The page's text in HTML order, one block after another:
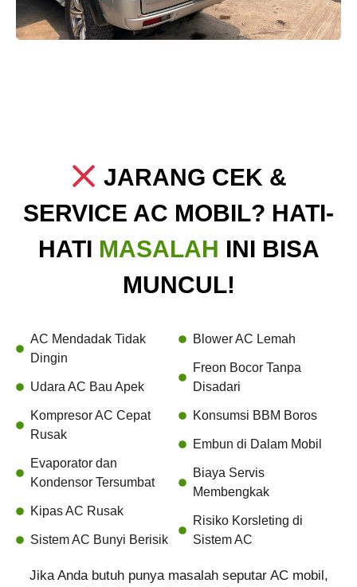
JARANG CEK &
SERVICE AC MOBIL? HATI-
HATI MASALAH INI BISA
MUNCUL!
AC Mendadak Tidak
Dingin
Udara AC Bau Apek
Kompresor AC Cepat
Rusak
Evaporator dan
Kondensor Tersumbat
Kipas AC Rusak
Sistem AC Bunyi Berisik
Blower AC Lemah
Freon Bocor Tanpa
Disadari
Konsumsi BBM Boros
Embun di Dalam Mobil
Biaya Servis
Membengkak
Risiko Korsleting di
Sistem AC
Jika Anda butuh punya masalah seputar AC mobil,